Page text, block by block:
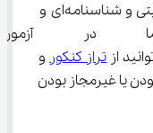
خواهید کرد و در کارنامه اطلاعات هویتی و شناسنامه‌ای و
در
تراز کنکور و
یا غیرمجاز بودن